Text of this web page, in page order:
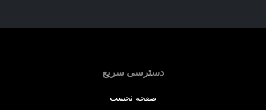
دسترسی سریع
صفحه نخست